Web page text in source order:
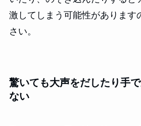
激してしまう可能性があります
さい。
驚いても大声をだしたり手
ない